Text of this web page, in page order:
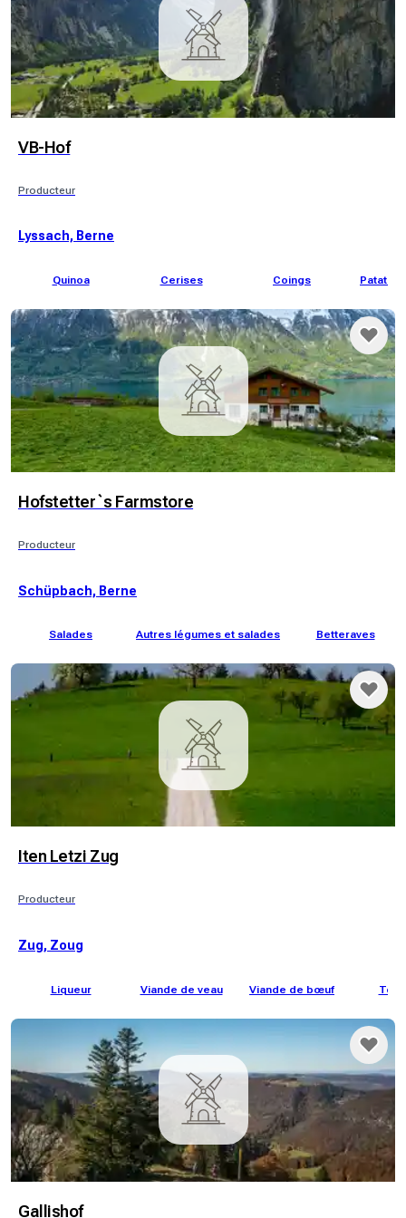
VB-Hof
Producteur
Lyssach, Berne
Quinoa Cerises Coings Patates
Hofstetter`s Farmstore
Producteur
Schüpbach, Berne
Salades Autres légumes et salades Betteraves
Iten Letzi Zug
Producteur
Zug, Zoug
Liqueur Viande de veau Viande de bœuf
Gallishof